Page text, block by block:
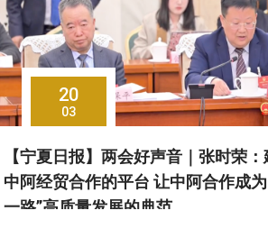
20
03
【宁夏日报】两会好声音｜张时荣
中阿经贸合作的平台 让中阿合作成为
一路”高质量发展的典范